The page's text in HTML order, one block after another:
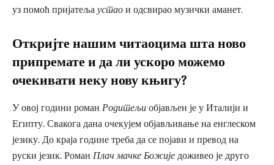
уз помоћ пријатеља устао и одсвирао музички аманет.
Откријте нашим читаоцима шта ново
припремате и да ли ускоро можемо
очекивати неку нову књигу?
У овој години роман Родитељи објављен је у Италији и
Египту. Свакога дана очекујем објављивање на енглеском
језику. До краја године треба да се појави и превод на
руски језик. Роман Плач мачке Божије доживео је друго